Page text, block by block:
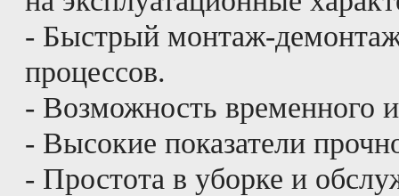
- Быстрый монтаж-
процессов.
- Возможность временного
- Высокие показатели
- Простота в уборке и